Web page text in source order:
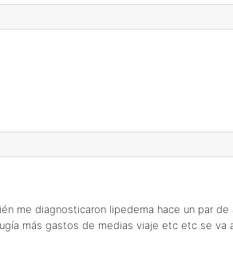
me diagnosticaron lipedema hace un par
más gastos de medias viaje etc etc se